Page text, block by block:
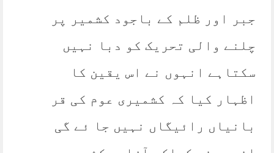
جبر اور ظلم کے باجود کشمیر پر
چلنے والی تحریک کو دبا نہیں
سکتاہے انہوں نے اس یقین کا
اظہار کیا کہ کشمیری عوم کی قر
بانیاں رائیگاں نہیں جا ئے گی